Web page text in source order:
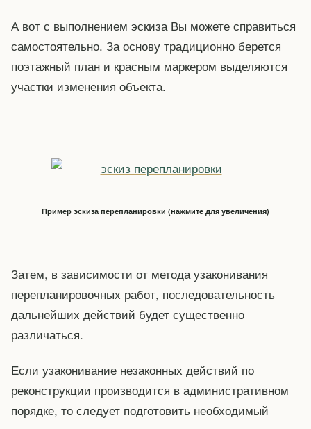
А вот с выполнением эскиза Вы можете справиться
самостоятельно. За основу традиционно берется
поэтажный план и красным маркером выделяются
участки изменения объекта.
Пример эскиза перепланировки (нажмите для увеличения)
Затем, в зависимости от метода узаконивания
перепланировочных работ, последовательность
дальнейших действий будет существенно
различаться.
Если узаконивание незаконных действий по
реконструкции производится в административном
порядке, то следует подготовить необходимый